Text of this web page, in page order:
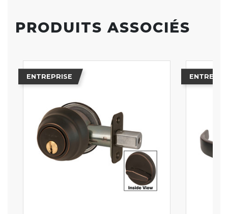
PRODUITS ASSOCIÉS
ENTREPRISE